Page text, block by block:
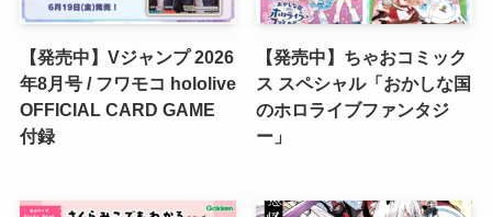
【発売中】Vジャンプ 2026
年8月号 / フワモコ hololive
OFFICIAL CARD GAME
付録
【発売中】ちゃおコミック
ス スペシャル「おかしな国
のホロライブファンタジ
ー」